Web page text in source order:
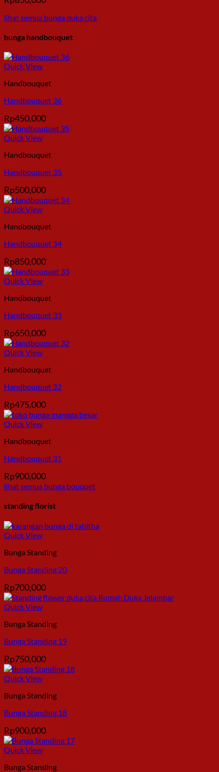
lihat semua bunga duka cita
bunga handbouquet
Quick View
Handbouquet
Handbouquet 36
Rp450,000
Quick View
Handbouquet
Handbouquet 35
Rp500,000
Quick View
Handbouquet
Handbouquet 34
Rp850,000
Quick View
Handbouquet
Handbouquet 33
Rp650,000
Quick View
Handbouquet
Handbouquet 32
Rp475,000
Quick View
Handbouquet
Handbouquet 31
Rp900,000
lihat semua bunga bouquet
standing florist
Quick View
Bunga Standing
Bunga Standing 20
Rp700,000
Quick View
Bunga Standing
Bunga Standing 19
Rp750,000
Quick View
Bunga Standing
Bunga Standing 18
Rp900,000
Quick View
Bunga Standing